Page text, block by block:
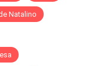
Natalino